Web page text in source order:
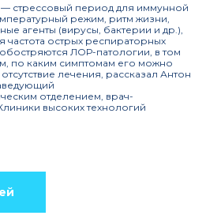
стрессовый период для иммунной
режим, ритм жизни,
агенты (вирусы, бактерии и др.),
частота острых респираторных
ЛОР-патологии, в том
по каким симптомам его можно
лечения, рассказал Антон
отделением, врач-
высоких технологий